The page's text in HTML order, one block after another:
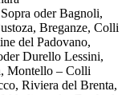
oder Bagnoli,
Breganze, Colli
del Padovano,
Durello Lessini,
Montello – Colli
Riviera del Brenta,